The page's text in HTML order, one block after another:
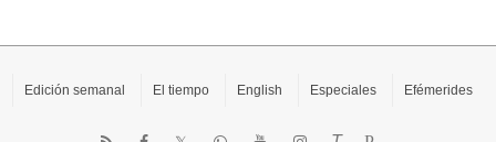
Edición semanal El tiempo English Especiales Efémerides